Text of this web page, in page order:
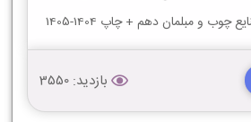
و مبلمان دهم + چاپ 1404-1405
بازدید: 3550